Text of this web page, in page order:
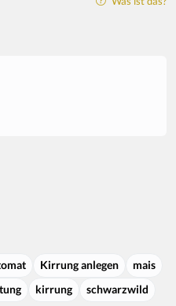
Kirrung anlegen
mais
kirrung schwarzwild